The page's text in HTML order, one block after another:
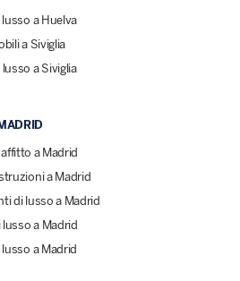
lusso a Huelva
a Siviglia
lusso a Siviglia
a Madrid
a Madrid
di lusso a Madrid
a Madrid
lusso a Madrid